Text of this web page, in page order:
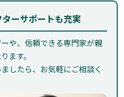
ーサポートも充実
や、信頼できる専門家が親
ます。
したら、お気軽にご相談く